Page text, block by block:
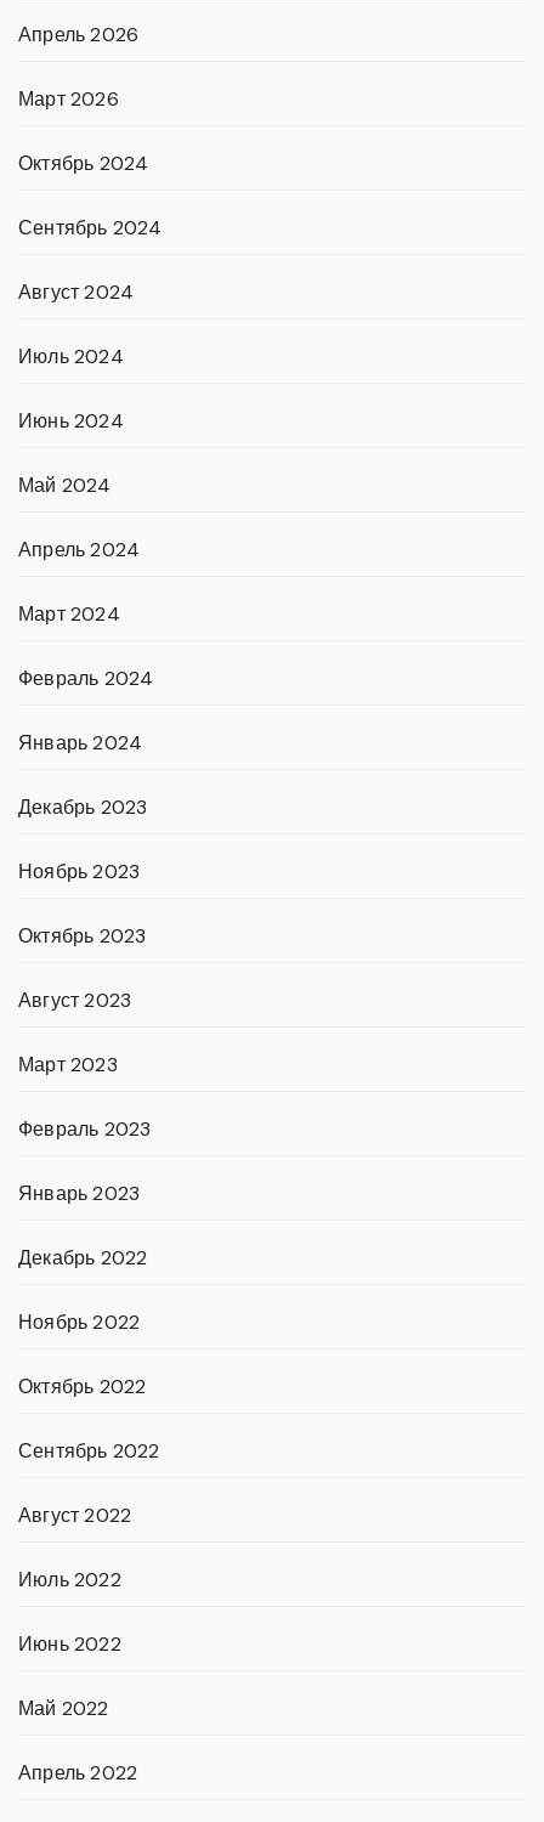
Апрель 2026
Март 2026
Октябрь 2024
Сентябрь 2024
Август 2024
Июль 2024
Июнь 2024
Май 2024
Апрель 2024
Март 2024
Февраль 2024
Январь 2024
Декабрь 2023
Ноябрь 2023
Октябрь 2023
Август 2023
Март 2023
Февраль 2023
Январь 2023
Декабрь 2022
Ноябрь 2022
Октябрь 2022
Сентябрь 2022
Август 2022
Июль 2022
Июнь 2022
Май 2022
Апрель 2022